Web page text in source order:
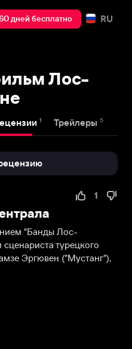
дней бесплатно RU
Лос-
1 Трейлеры 5
1
"Банды Лос-
турецкого
Эргювен ("Мустанг"),